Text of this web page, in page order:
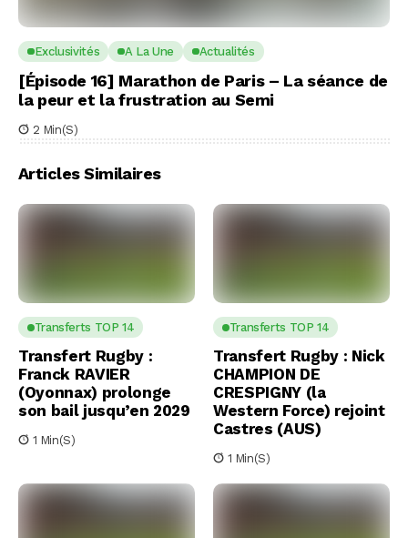
Exclusivités A La Une Actualités
[Épisode 16] Marathon de Paris – La séance de
la peur et la frustration au Semi
2 Min(s)
Articles Similaires
Transferts TOP 14
Transfert Rugby :
Franck RAVIER
(Oyonnax) prolonge
son bail jusqu’en 2029
1 Min(s)
Transferts TOP 14
Transfert Rugby : Nick
CHAMPION DE
CRESPIGNY (la
Western Force) rejoint
Castres (AUS)
1 Min(s)